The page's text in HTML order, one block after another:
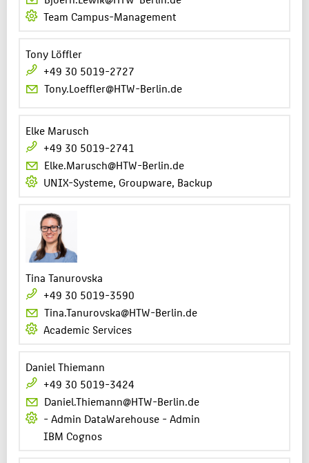
Team Campus-Management
Tony Löffler
+49 30 5019-2727
Tony.Loeffler@HTW-Berlin.de
Elke Marusch
+49 30 5019-2741
Elke.Marusch@HTW-Berlin.de
UNIX-Systeme, Groupware, Backup
Tina Tanurovska
+49 30 5019-3590
Tina.Tanurovska@HTW-Berlin.de
Academic Services
Daniel Thiemann
+49 30 5019-3424
Daniel.Thiemann@HTW-Berlin.de
- Admin DataWarehouse - Admin
IBM Cognos